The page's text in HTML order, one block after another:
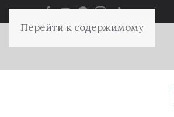
Перейти к содержимому